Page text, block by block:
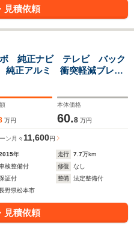
見積依頼
ボ 純正ナビ テレビ バック
正アルミ 衝突軽減ブレー
グストップ 車検整備付
万円
本体価格
60.8 万円
ン 月々 11,600円
年 走行 7.7万km
検整備付 修復
なし
証付 整備
法定整備付
野県松本市
見積依頼